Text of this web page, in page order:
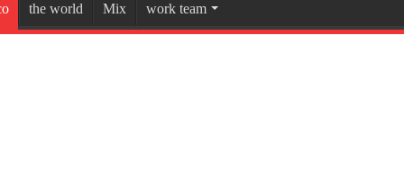
the world Mix work team